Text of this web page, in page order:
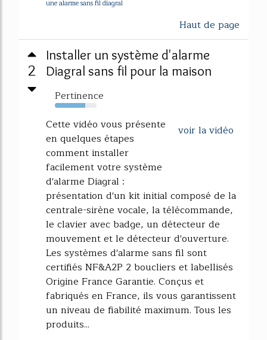
une alarme sans fil diagral
Haut de page
2
Installer un système d'alarme
Diagral sans fil pour la maison
Pertinence
73%
voir la vidéo
Cette vidéo vous présente
en quelques étapes
comment installer
facilement votre système
d'alarme Diagral :
présentation d'un kit initial composé de la
centrale-sirène vocale, la télécommande,
le clavier avec badge, un détecteur de
mouvement et le détecteur d'ouverture.
Les systèmes d'alarme sans fil sont
certifiés NF&A2P 2 boucliers et labellisés
Origine France Garantie. Conçus et
fabriqués en France, ils vous garantissent
un niveau de fiabilité maximum. Tous les
produits...